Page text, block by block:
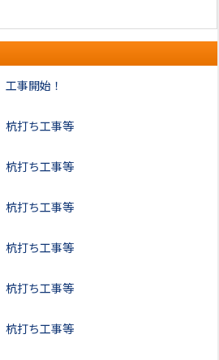
工事開始！
杭打ち工事等
杭打ち工事等
杭打ち工事等
杭打ち工事等
杭打ち工事等
杭打ち工事等